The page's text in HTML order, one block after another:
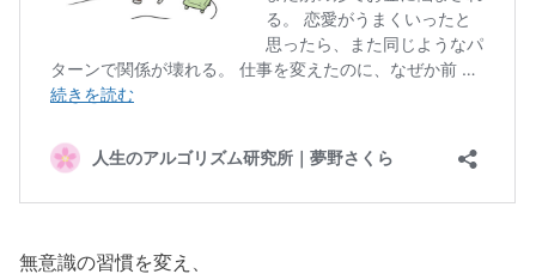
無意識の習慣を変え、